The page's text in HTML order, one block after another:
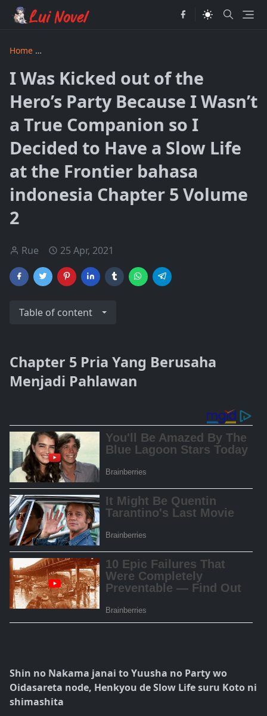
Home
I Was Kicked out of the
Hero’s Party Because I Wasn’t
a True Companion so I
Decided to Have a Slow Life
at the Frontier bahasa
indonesia Chapter 5 Volume
2
Rue 25 Apr, 2021
Table of content
Chapter 5 Pria Yang Berusaha
Menjadi Pahlawan
Shin no Nakama janai to Yuusha no Party wo
Oidasareta node, Henkyou de Slow Life suru Koto ni
shimashita